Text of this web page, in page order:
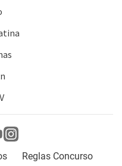
Reglas Concurso